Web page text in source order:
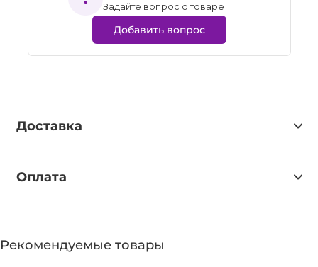
Задайте вопрос о товаре
Добавить вопрос
Доставка
Оплата
Рекомендуемые товары